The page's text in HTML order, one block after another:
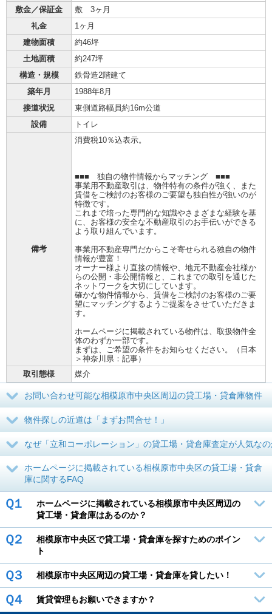
敷金／保証金
敷 3ヶ月
礼金
1ヶ月
建物面積
約46坪
土地面積
約247坪
構造・規模
鉄骨造2階建て
築年月
1988年8月
接道状況
東側道路幅員約16m公道
設備
トイレ
備考
消費税10％込表示。
■■■ 独自の物件情報からマッチング ■■■
事業用不動産取引は、物件特有の条件が強く、また
賃借をご検討のお客様のご要望も独自性が強いのが
特徴です。
これまで培った専門的な知識やさまざまな経験を基
に、お客様の安全な不動産取引のお手伝いができる
よう取り組んでいます。
事業用不動産専門だからこそ寄せられる独自の物件
情報が豊富！
オーナー様より直接の情報や、地元不動産会社様か
らの公開・非公開情報と、これまでの取引を通じた
ネットワークを大切にしています。
確かな物件情報から、賃借をご検討のお客様のご要
望にマッチングするようご提案をさせていただきま
す。
ホームページに掲載されている物件は、取扱物件全
体のわずか一部です。
まずは、ご希望の条件をお知らせください。（日本
＞神奈川県：記事）
取引態様
媒介
お問い合わせ可能な相模原市中央区周辺の貸工場・貸倉庫物件
物件探しの近道は「まずお問合せ！」
なぜ「立和コーポレーション」の貸工場・貸倉庫査定が人気な
ホームページに掲載されている相模原市中央区の貸工場・貸倉
庫に関するFAQ
Ｑ１
ホームページに掲載されている相模原市中央区周辺の
貸工場・貸倉庫はあるのか？
Ｑ２
相模原市中央区で貸工場・貸倉庫を探すためのポイン
ト
Ｑ３ 相模原市中央区周辺の貸工場・貸倉庫を貸したい！
Ｑ４ 賃貸管理もお願いできますか？